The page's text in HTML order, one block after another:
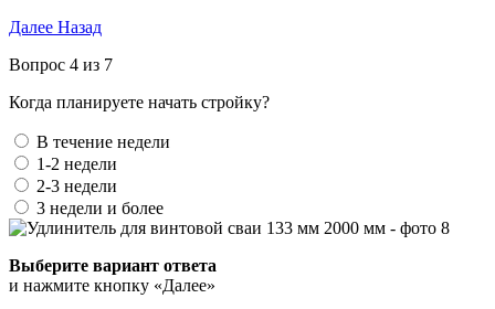
Далее Назад
Вопрос 4 из 7
Когда планируете начать стройку?
В течение недели
1-2 недели
2-3 недели
3 недели и более
Выберите вариант ответа
и нажмите кнопку «Далее»